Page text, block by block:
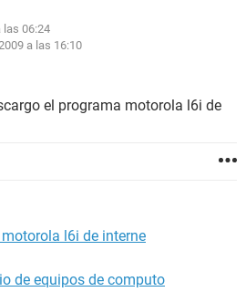
las 06:24
a las 16:10
el programa motorola l6i de
l6i de interne
de equipos de computo